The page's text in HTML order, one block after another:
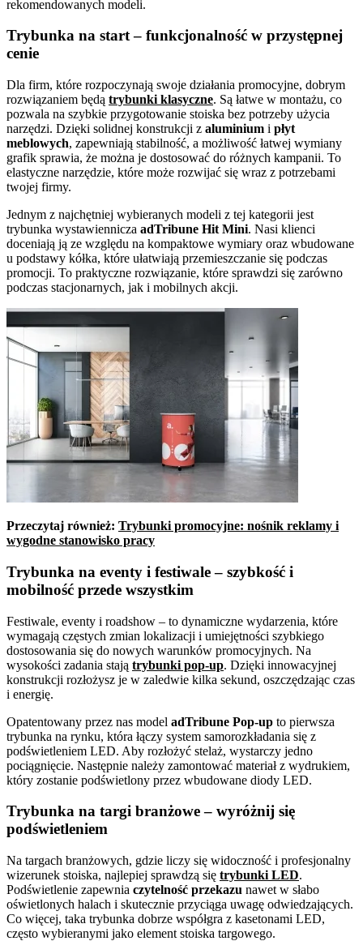
rekomendowanych modeli.
Trybunka na start – funkcjonalność w przystępnej
cenie
Dla firm, które rozpoczynają swoje działania promocyjne, dobrym
rozwiązaniem będą trybunki klasyczne. Są łatwe w montażu, co
pozwala na szybkie przygotowanie stoiska bez potrzeby użycia
narzędzi. Dzięki solidnej konstrukcji z aluminium i płyt
meblowych, zapewniają stabilność, a możliwość łatwej wymiany
grafik sprawia, że można je dostosować do różnych kampanii. To
elastyczne narzędzie, które może rozwijać się wraz z potrzebami
twojej firmy.
Jednym z najchętniej wybieranych modeli z tej kategorii jest
trybunka wystawiennicza adTribune Hit Mini. Nasi klienci
doceniają ją ze względu na kompaktowe wymiary oraz wbudowane
u podstawy kółka, które ułatwiają przemieszczanie się podczas
promocji. To praktyczne rozwiązanie, które sprawdzi się zarówno
podczas stacjonarnych, jak i mobilnych akcji.
Przeczytaj również: Trybunki promocyjne: nośnik reklamy i
wygodne stanowisko pracy
Trybunka na eventy i festiwale – szybkość i
mobilność przede wszystkim
Festiwale, eventy i roadshow – to dynamiczne wydarzenia, które
wymagają częstych zmian lokalizacji i umiejętności szybkiego
dostosowania się do nowych warunków promocyjnych. Na
wysokości zadania stają trybunki pop-up. Dzięki innowacyjnej
konstrukcji rozłożysz je w zaledwie kilka sekund, oszczędzając czas
i energię.
Opatentowany przez nas model adTribune Pop-up to pierwsza
trybunka na rynku, która łączy system samorozkładania się z
podświetleniem LED. Aby rozłożyć stelaż, wystarczy jedno
pociągnięcie. Następnie należy zamontować materiał z wydrukiem,
który zostanie podświetlony przez wbudowane diody LED.
Trybunka na targi branżowe – wyróżnij się
podświetleniem
Na targach branżowych, gdzie liczy się widoczność i profesjonalny
wizerunek stoiska, najlepiej sprawdzą się trybunki LED.
Podświetlenie zapewnia czytelność przekazu nawet w słabo
oświetlonych halach i skutecznie przyciąga uwagę odwiedzających.
Co więcej, taka trybunka dobrze współgra z kasetonami LED,
często wybieranymi jako element stoiska targowego.